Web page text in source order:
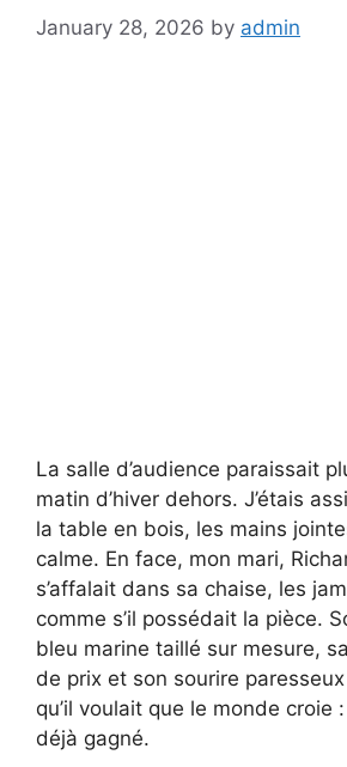
January 28, 2026 by admin
La salle d’audience paraissait
matin d’hiver dehors. J’étais
la table en bois, les mains
calme. En face, mon mari,
s’affalait dans sa chaise, les
comme s’il possédait la pièce.
bleu marine taillé sur mesure,
de prix et son sourire
qu’il voulait que le monde croie
déjà gagné.